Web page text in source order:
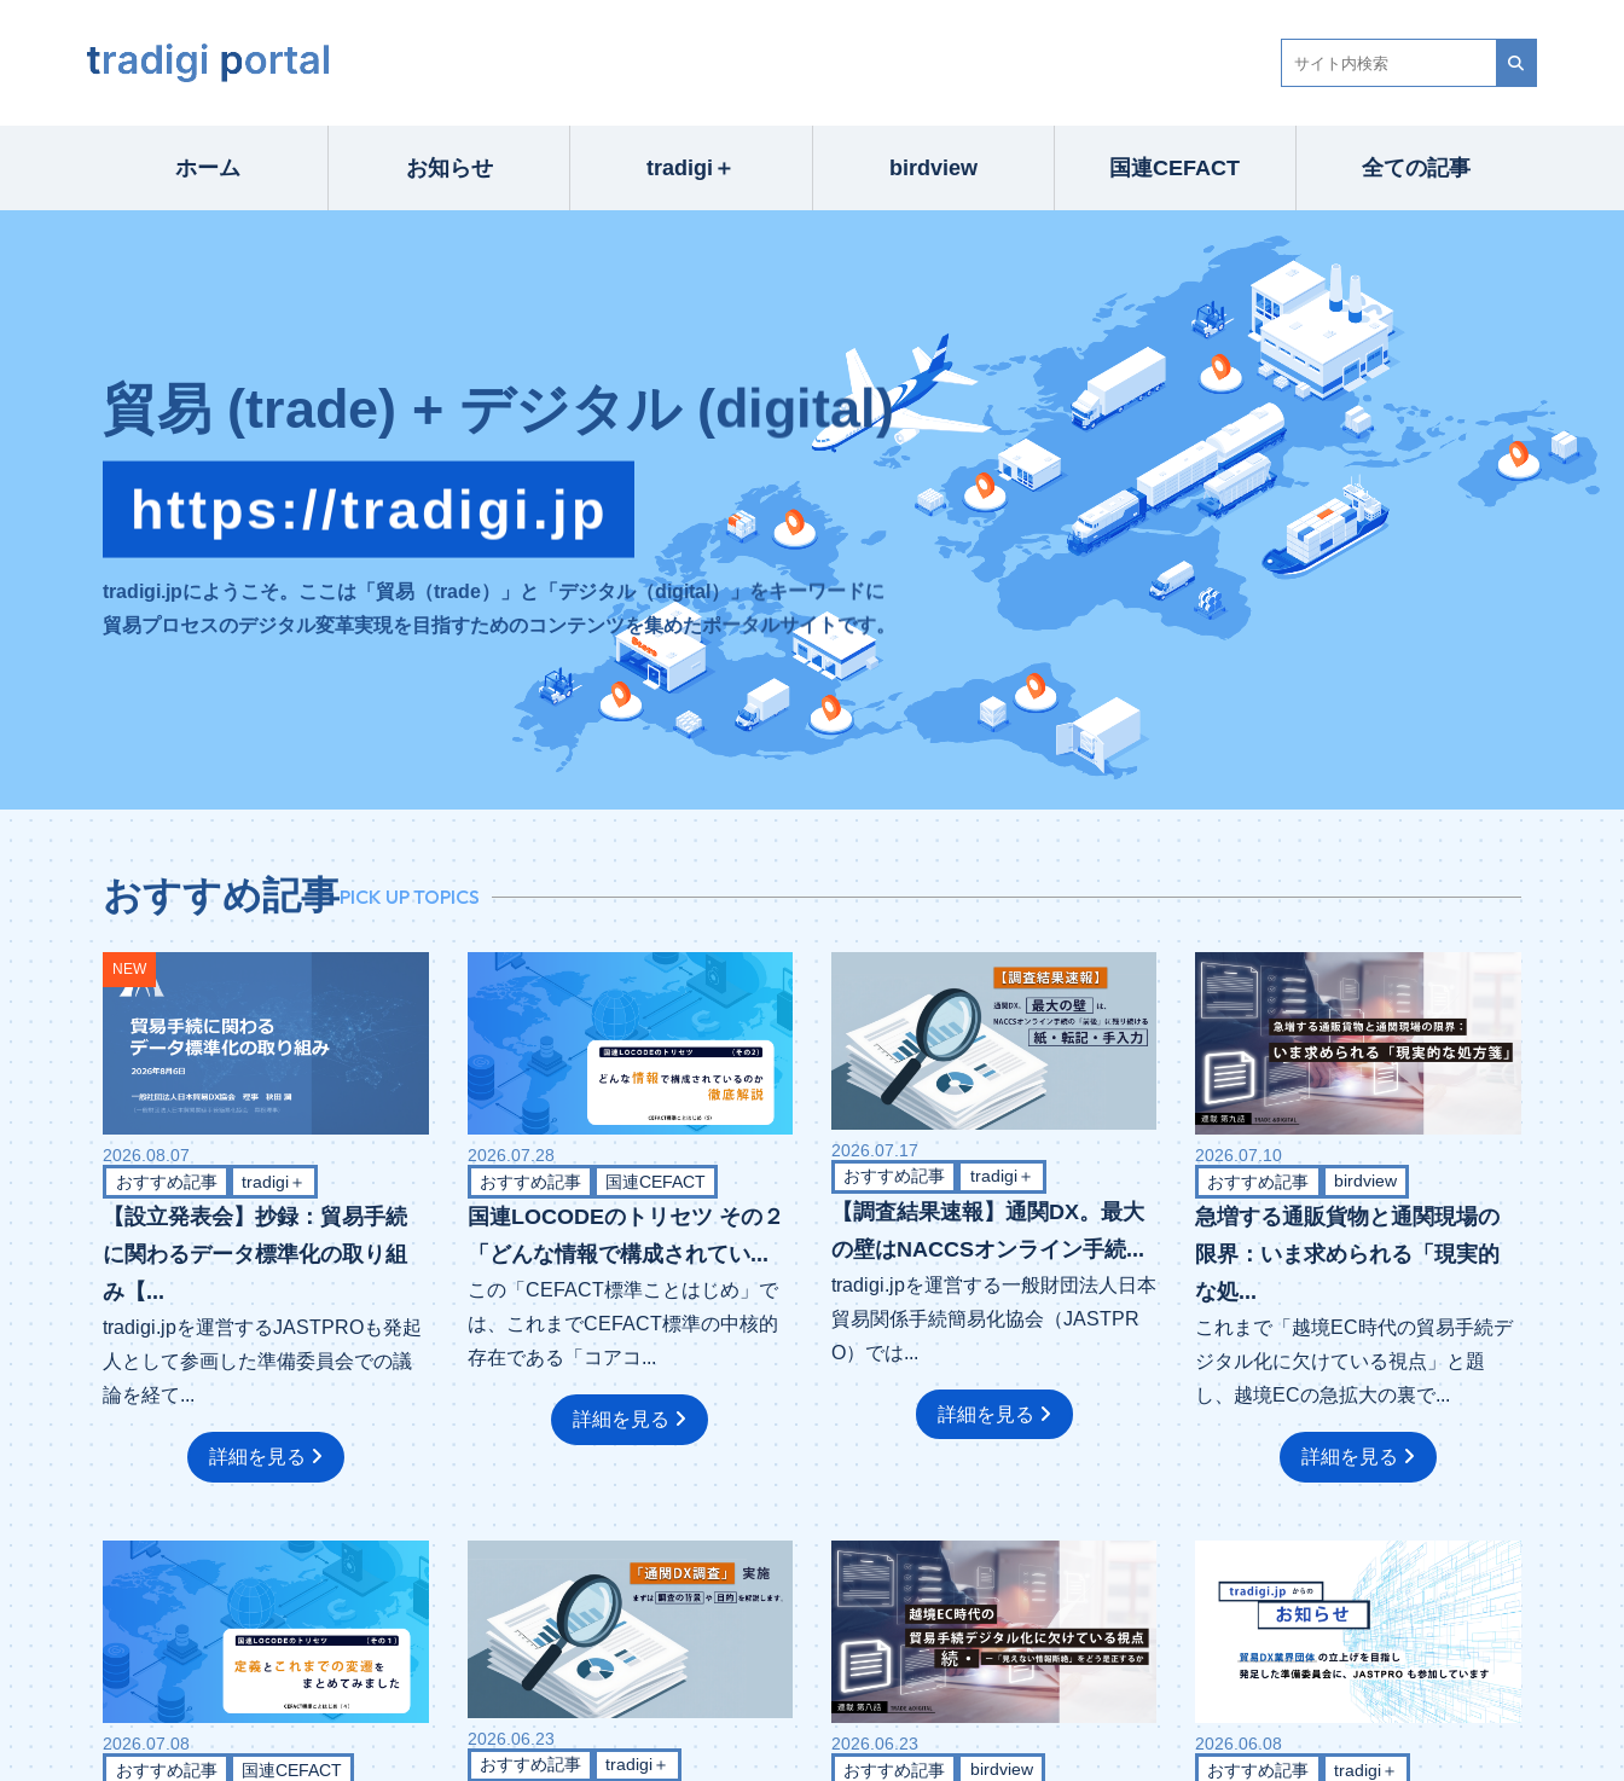
ホーム お知らせ tradigi＋ birdview 国連CEFACT 全ての記事
貿易 (trade) + デジタル (digital)
https://tradigi.jp
tradigi.jpにようこそ。ここは「貿易（trade）」と「デジタル（digital）」をキーワードに
貿易プロセスのデジタル変革実現を目指すためのコンテンツを集めたポータルサイトです。
おすすめ記事PICK UP TOPICS
NEW
2026.08.07
おすすめ記事
tradigi＋
【設立発表会】抄録：貿易手続
に関わるデータ標準化の取り組
み【...
tradigi.jpを運営するJASTPROも発起
人として参画した準備委員会での議
論を経て...
詳細を見る
2026.07.28
おすすめ記事
国連CEFACT
国連LOCODEのトリセツ その２
「どんな情報で構成されてい...
この「CEFACT標準ことはじめ」で
は、これまでCEFACT標準の中核的
存在である「コアコ...
詳細を見る
2026.07.17
おすすめ記事
tradigi＋
【調査結果速報】通関DX。最大
の壁はNACCSオンライン手続...
tradigi.jpを運営する一般財団法人日本
貿易関係手続簡易化協会（JASTPR
O）では...
詳細を見る
2026.07.10
おすすめ記事
birdview
急増する通販貨物と通関現場の
限界：いま求められる「現実的
な処...
これまで「越境EC時代の貿易手続デ
ジタル化に欠けている視点」と題
し、越境ECの急拡大の裏で...
詳細を見る
2026.07.08
おすすめ記事
国連CEFACT
2026.06.23
おすすめ記事
tradigi＋
2026.06.23
おすすめ記事
birdview
2026.06.08
おすすめ記事
tradigi＋